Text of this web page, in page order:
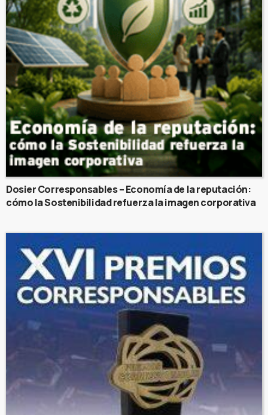
Dosier Corresponsables – Economía de la reputación:
cómo la Sostenibilidad refuerza la imagen corporativa